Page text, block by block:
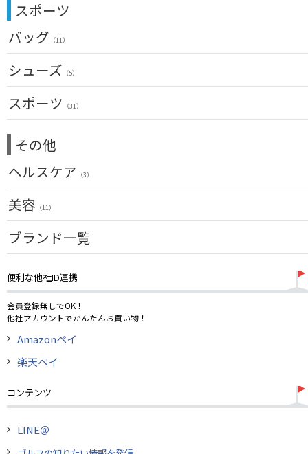
チッパー(女性用)
USモデル
ドライバー
フェアウェイウッド
ユーティリティー
アイアンセット
アイアン単品
ウェッジ
パター
ゴルフバッグ
キャディバッグ
ゴルフシューズ
ウェア
その他
スポーツ
バッグ （11）
メンズ
スーツケース
シューズ （5）
アクセサリー
メンズ
スポーツ （31）
アウトドア
アクセサリー
その他
ヘルスケア （3）
サポーター
美容 （11）
UVケア（11）
ブランド一覧
便利な他社ID連携
会員登録無しでOK！
他社アカウントでかんたんお買い物！
Amazonペイ
楽天ペイ
コンテンツ
LINE＠